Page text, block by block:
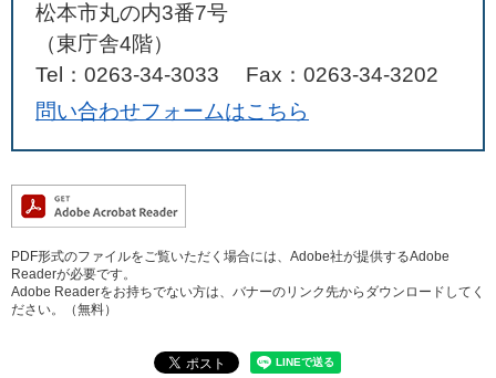
松本市丸の内3番7号
（東庁舎4階）
Tel：0263-34-3033
Fax：0263-34-3202
問い合わせフォームはこちら
PDF形式のファイルをご覧いただく場合には、Adobe社が提供するAdobe
Readerが必要です。
Adobe Readerをお持ちでない方は、バナーのリンク先からダウンロードしてく
ださい。（無料）